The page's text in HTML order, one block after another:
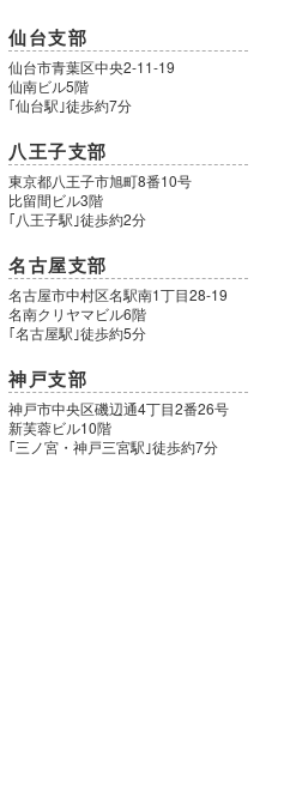
仙台支部
仙台市青葉区中央2-11-19
仙南ビル5階
｢仙台駅｣徒歩約7分
八王子支部
東京都八王子市旭町8番10号
比留間ビル3階
｢八王子駅｣徒歩約2分
名古屋支部
名古屋市中村区名駅南1丁目28-19
名南クリヤマビル6階
｢名古屋駅｣徒歩約5分
神戸支部
神戸市中央区磯辺通4丁目2番26号
新芙蓉ビル10階
｢三ノ宮・神戸三宮駅｣徒歩約7分